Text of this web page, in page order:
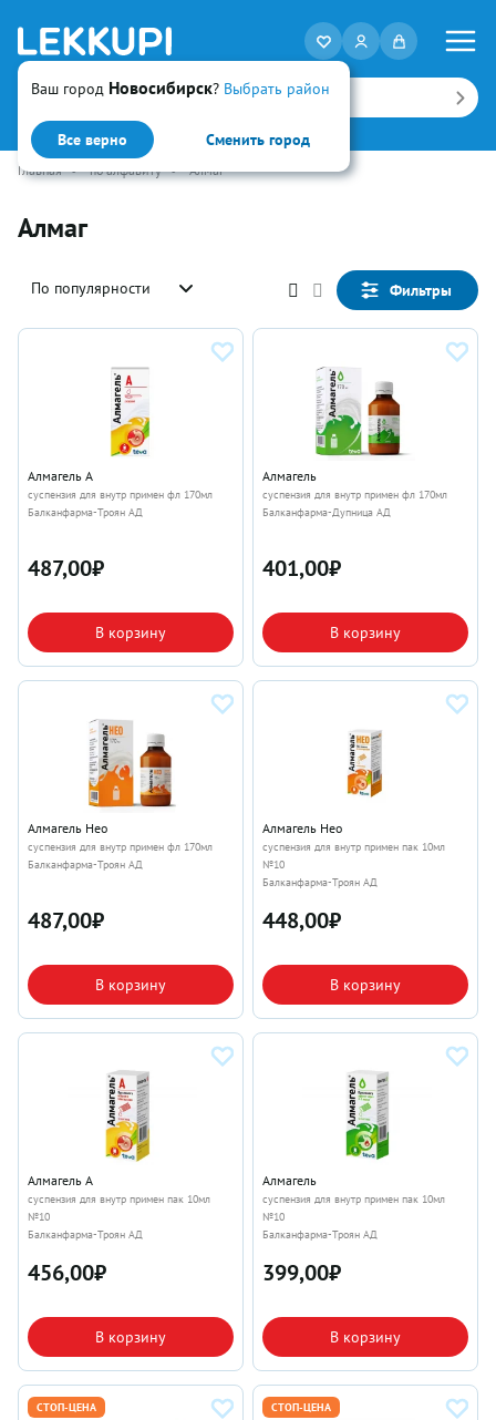
Ваш город Новосибирск? Выбрать район
Все верно Сменить город
Искать
Главная • по алфавиту • Алмаг
Алмаг
По популярности Фильтры
Алмагель А
суспензия для внутр примен фл 170мл
Балканфарма-Троян АД
487,00₽
В корзину
Алмагель
суспензия для внутр примен фл 170мл
Балканфарма-Дупница АД
401,00₽
В корзину
Алмагель Нео
суспензия для внутр примен фл 170мл
Балканфарма-Троян АД
487,00₽
В корзину
Алмагель Нео
суспензия для внутр примен пак 10мл
№10
Балканфарма-Троян АД
448,00₽
В корзину
Алмагель А
суспензия для внутр примен пак 10мл
№10
Балканфарма-Троян АД
456,00₽
В корзину
Алмагель
суспензия для внутр примен пак 10мл
№10
Балканфарма-Троян АД
399,00₽
В корзину
СТОП-ЦЕНА СТОП-ЦЕНА